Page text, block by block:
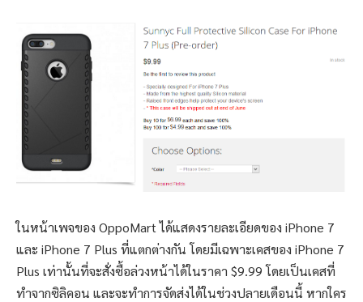
ในหน้าเพจของ OppoMart ได้แสดงรายละเอียดของ iPhone 7
และ iPhone 7 Plus ที่แตกต่างกัน โดยมีเฉพาะเคสของ iPhone 7
Plus เท่านั้นที่จะสั่งซื้อล่วงหน้าได้ในราคา $9.99 โดยเป็นเคสที่
ทำจากซิลิคอน และจะทำการจัดส่งได้ในช่วงปลายเดือนนี้ หากใคร